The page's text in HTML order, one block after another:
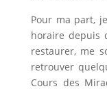
Pour ma part,
horaire depuis
restaurer, me
retrouver
Cours des